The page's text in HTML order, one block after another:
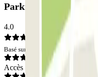
Parking Bellini - La
4.0
Basé sur 4 avis
Accès